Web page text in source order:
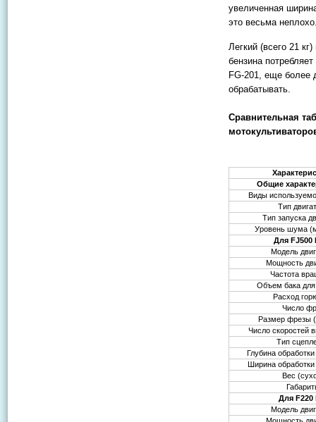
увеличенная
это весьма
Легкий (всего 21
бензина
FG-201, еще более
обрабатывать.
Сравнительная
Общие
Виды
Тип
Тип запуска
Уровень шума
Для FJ500
Модель
Мощность
Частота
Объем бака для
Расход
Число
Размер фрезы
Число скоростей
Тип
Глубина
Ширина
Вес
Для F220
Модель